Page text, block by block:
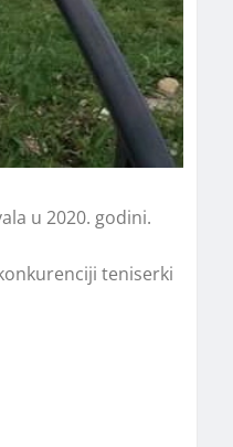
u 2020. godini.
teniserki